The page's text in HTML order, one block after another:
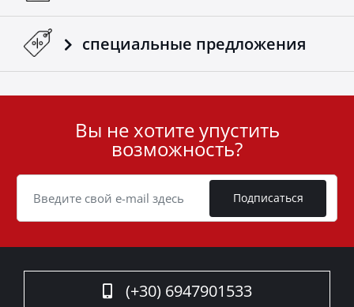
специальные предложения
Cookie
Вы не хотите упустить
возможность?
Подписаться
(+30) 6947901533